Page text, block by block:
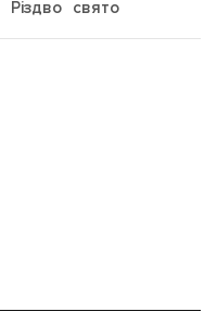
Різдво свято